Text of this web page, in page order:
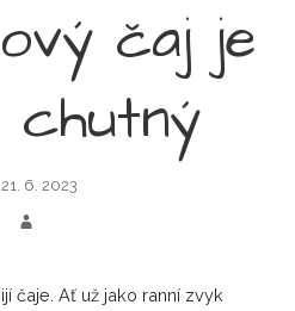
čaj je
chutný
21. 6. 2023
čaje. Ať už jako ranní zvyk